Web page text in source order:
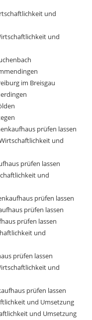
und
und
im Breisgau
prüfen lassen
und
prüfen lassen
und
prüfen lassen
prüfen lassen
prüfen lassen
und
prüfen lassen
und
prüfen lassen
und Umsetzung
und Umsetzung